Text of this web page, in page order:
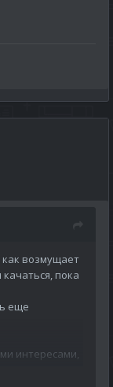
как возмущает
пока
еще
интересами,